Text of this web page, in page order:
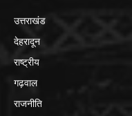
उत्तराखंड
देहरादून
राष्ट्रीय
गढ़वाल
राजनीति